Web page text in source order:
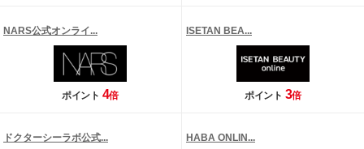
NARS公式オンライ...
ポイント 4倍
ISETAN BEA...
ポイント 3倍
ドクターシーラボ公式... HABA ONLIN...